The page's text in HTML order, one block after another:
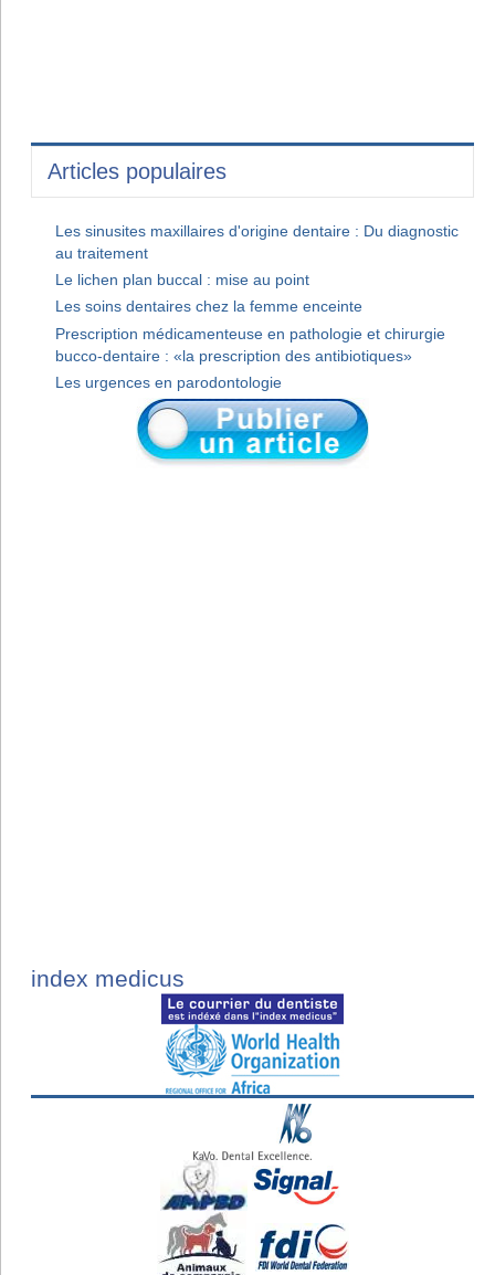
Articles populaires
Les sinusites maxillaires d'origine dentaire : Du diagnostic
au traitement
Le lichen plan buccal : mise au point
Les soins dentaires chez la femme enceinte
Prescription médicamenteuse en pathologie et chirurgie
bucco-dentaire : «la prescription des antibiotiques»
Les urgences en parodontologie
index medicus